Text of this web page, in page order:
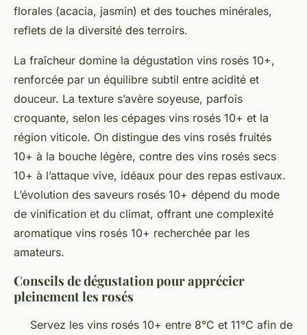
florales (acacia, jasmin) et des touches minérales,
reflets de la diversité des terroirs.
La fraîcheur domine la dégustation vins rosés 10+,
renforcée par un équilibre subtil entre acidité et
douceur. La texture s’avère soyeuse, parfois
croquante, selon les cépages vins rosés 10+ et la
région viticole. On distingue des vins rosés fruités
10+ à la bouche légère, contre des vins rosés secs
10+ à l’attaque vive, idéaux pour des repas estivaux.
L’évolution des saveurs rosés 10+ dépend du mode
de vinification et du climat, offrant une complexité
aromatique vins rosés 10+ recherchée par les
amateurs.
Conseils de dégustation pour apprécier
pleinement les rosés
Servez les vins rosés 10+ entre 8°C et 11°C afin de